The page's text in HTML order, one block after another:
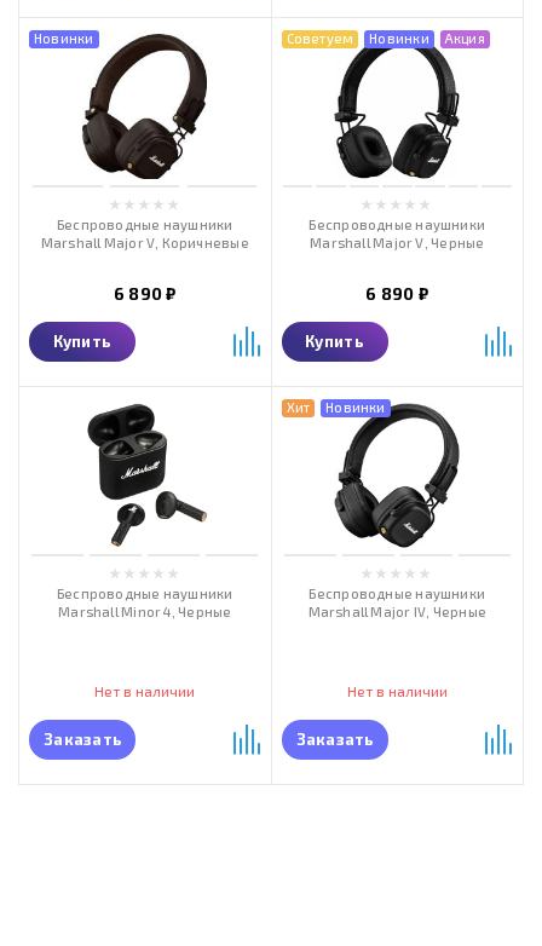
Новинки
Беспроводные наушники
Marshall Major V, Коричневые
6 890 ₽
Купить
Советуем Новинки Акция
Беспроводные наушники
Marshall Major V, Черные
6 890 ₽
Купить
Беспроводные наушники
Marshall Minor 4, Черные
Нет в наличии
Заказать
Хит Новинки
Беспроводные наушники
Marshall Major IV, Черные
Нет в наличии
Заказать